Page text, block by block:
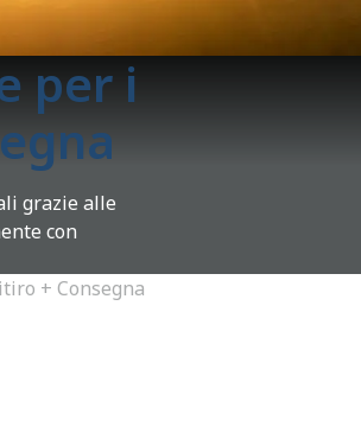
per i
grazie alle
con
+ Consegna